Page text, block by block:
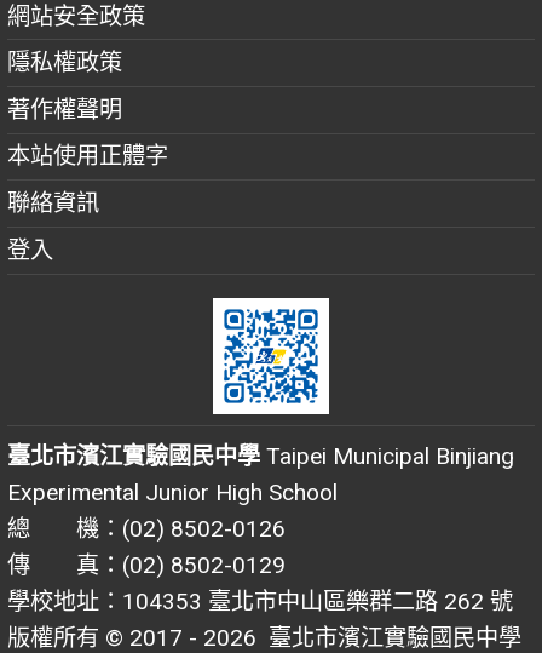
網站安全政策
隱私權政策
著作權聲明
本站使用正體字
聯絡資訊
登入
臺北市濱江實驗國民中學 Taipei Municipal Binjiang
Experimental Junior High School
總 機：(02) 8502-0126
傳 真：(02) 8502-0129
學校地址：104353 臺北市中山區樂群二路 262 號
版權所有 © 2017 - 2026 臺北市濱江實驗國民中學